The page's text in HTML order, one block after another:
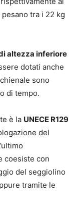
tra i 22 kg
altezza inferiore
dotati anche
sono
di tempo.
è la UNECE R129
del
coesiste con
del seggiolino
tramite le